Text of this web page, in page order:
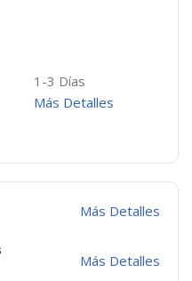
1-3 Días
Más Detalles
Más Detalles
Más Detalles